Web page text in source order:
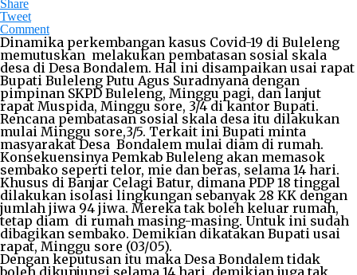
Share
Tweet
Comment
Dinamika perkembangan kasus Covid-19 di Buleleng
memutuskan melakukan pembatasan sosial skala
desa di Desa Bondalem. Hal ini disampaikan usai rapat
Bupati Buleleng Putu Agus Suradnyana dengan
pimpinan SKPD Buleleng, Minggu pagi, dan lanjut
rapat Muspida, Minggu sore, 3/4 di kantor Bupati.
Rencana pembatasan sosial skala desa itu dilakukan
mulai Minggu sore,3/5. Terkait ini Bupati minta
masyarakat Desa Bondalem mulai diam di rumah.
Konsekuensinya Pemkab Buleleng akan memasok
sembako seperti telor, mie dan beras, selama 14 hari.
Khusus di Banjar Celagi Batur, dimana PDP 18 tinggal
dilakukan isolasi lingkungan sebanyak 28 KK dengan
jumlah jiwa 94 jiwa. Mereka tak boleh keluar rumah,
tetap diam di rumah masing-masing. Untuk ini sudah
dibagikan sembako. Demikian dikatakan Bupati usai
rapat, Minggu sore (03/05).
Dengan keputusan itu maka Desa Bondalem tidak
boleh dikunjungi selama 14 hari, demikian juga tak